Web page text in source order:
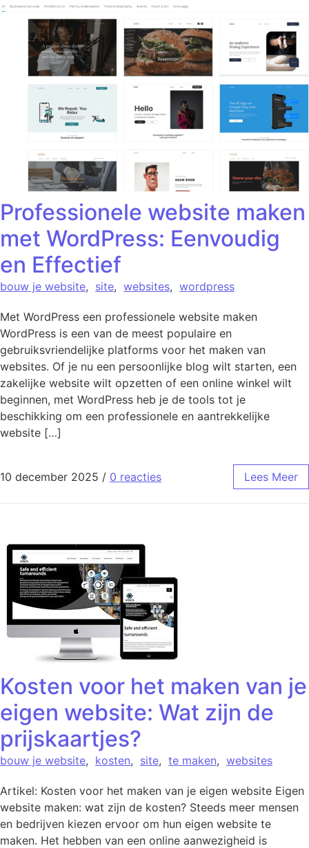
Professionele website maken
met WordPress: Eenvoudig
en Effectief
bouw je website, site, websites, wordpress
Met WordPress een professionele website maken
WordPress is een van de meest populaire en
gebruiksvriendelijke platforms voor het maken van
websites. Of je nu een persoonlijke blog wilt starten, een
zakelijke website wilt opzetten of een online winkel wilt
beginnen, met WordPress heb je de tools tot je
beschikking om een professionele en aantrekkelijke
website […]
10 december 2025 / 0 reacties Lees Meer
Kosten voor het maken van je
eigen website: Wat zijn de
prijskaartjes?
bouw je website, kosten, site, te maken, websites
Artikel: Kosten voor het maken van je eigen website Eigen
website maken: wat zijn de kosten? Steeds meer mensen
en bedrijven kiezen ervoor om hun eigen website te
maken. Het hebben van een online aanwezigheid is